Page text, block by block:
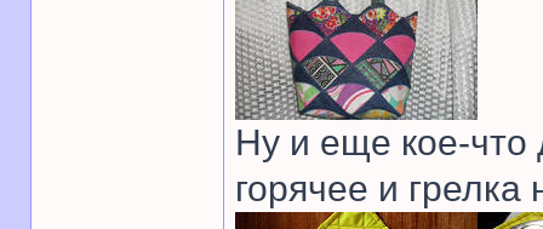
Ну и еще кое-что
горячее и грелка